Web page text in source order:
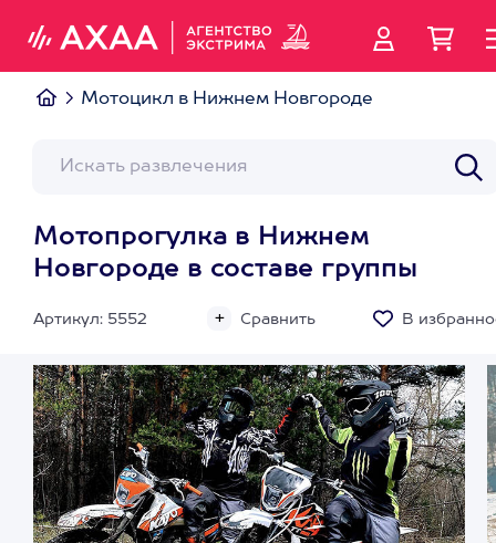
Мотоцикл в Нижнем Новгороде
Мотопрогулка в Нижнем
Новгороде в составе группы
Артикул: 5552 Сравнить В